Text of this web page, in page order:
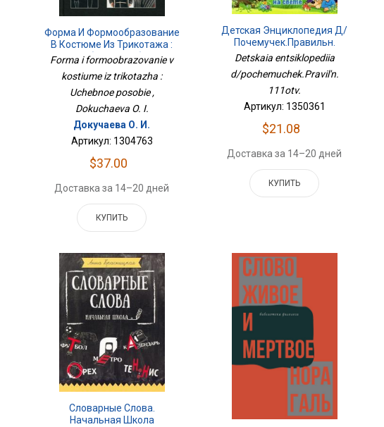
Форма И Формообразование
В Костюме Из Трикотажа :
Учебное Пособие
Forma i formoobrazovanie v
kostiume iz trikotazha :
Uchebnoe posobie ,
Dokuchaeva O. I.
Докучаева О. И.
Артикул: 1304763
$37.00
Доставка за 14–20 дней
КУПИТЬ
Детская Энциклопедия Д/
Почемучек.Правильн.
111отв.
Detskaia entsiklopediia
d/pochemuchek.Pravil'n.
111otv.
Артикул: 1350361
$21.08
Доставка за 14–20 дней
КУПИТЬ
Словарные Слова.
Начальная Школа